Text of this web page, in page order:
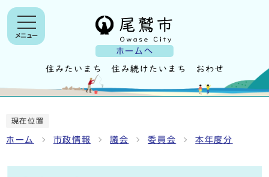
ホームへ
メニュー
現在位置
ホーム 市政情報 議会 委員会 本年度分